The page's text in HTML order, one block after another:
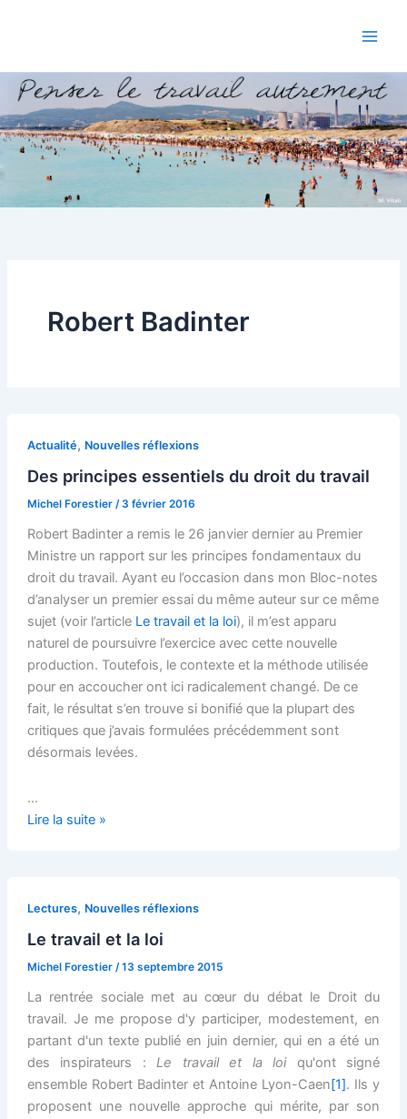
Robert Badinter
Actualité, Nouvelles réflexions
Des principes essentiels du droit du travail
Michel Forestier /3 février 2016
Robert Badinter a remis le 26 janvier dernier au Premier
Ministre un rapport sur les principes fondamentaux du
droit du travail. Ayant eu l’occasion dans mon Bloc-notes
d’analyser un premier essai du même auteur sur ce même
sujet (voir l’article Le travail et la loi), il m’est apparu
naturel de poursuivre l’exercice avec cette nouvelle
production. Toutefois, le contexte et la méthode utilisée
pour en accoucher ont ici radicalement changé. De ce
fait, le résultat s’en trouve si bonifié que la plupart des
critiques que j’avais formulées précédemment sont
désormais levées.
…
Des
droit
travail
Lire la suite »
Lectures, Nouvelles réflexions
Le travail et la loi
Michel Forestier /13 septembre 2015
La rentrée sociale met au cœur du débat le Droit du
travail. Je me propose d'y participer, modestement, en
partant d'un texte publié en juin dernier, qui en a été un
des inspirateurs :Le travail et la loi qu'ont signé
ensemble Robert Badinter et Antoine Lyon-Caen[1]. Ils y
proposent une nouvelle approche qui mérite, par son